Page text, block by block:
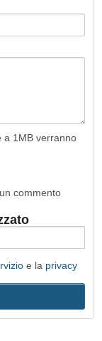
a 1MB verranno
commento
e la privacy